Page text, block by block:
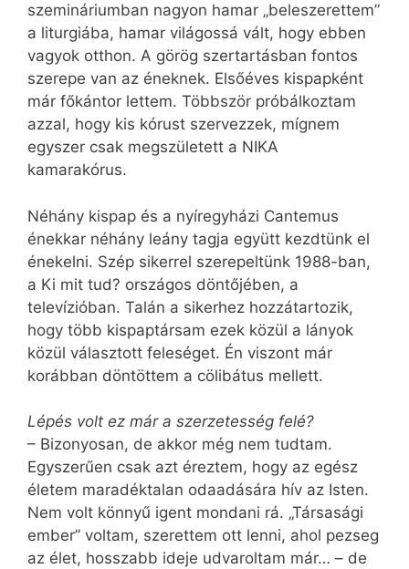
szemináriumban nagyon hamar „beleszerettem”
a liturgiába, hamar világossá vált, hogy ebben
vagyok otthon. A görög szertartásban fontos
szerepe van az éneknek. Elsőéves kispapként
már főkántor lettem. Többször próbálkoztam
azzal, hogy kis kórust szervezzek, mígnem
egyszer csak megszületett a NIKA
kamarakórus.
Néhány kispap és a nyíregyházi Cantemus
énekkar néhány leány tagja együtt kezdtünk el
énekelni. Szép sikerrel szerepeltünk 1988-ban,
a Ki mit tud? országos döntőjében, a
televízióban. Talán a sikerhez hozzátartozik,
hogy több kispaptársam ezek közül a lányok
közül választott feleséget. Én viszont már
korábban döntöttem a cölibátus mellett.
Lépés volt ez már a szerzetesség felé?
– Bizonyosan, de akkor még nem tudtam.
Egyszerűen csak azt éreztem, hogy az egész
életem maradéktalan odaadására hív az Isten.
Nem volt könnyű igent mondani rá. „Társasági
ember” voltam, szerettem ott lenni, ahol pezseg
az élet, hosszabb ideje udvaroltam már… – de